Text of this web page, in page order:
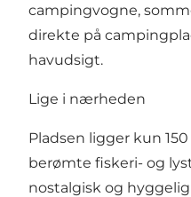
campingvogne,
direkte på
havudsigt.
Lige i nærheden
Pladsen ligger kun
berømte fiskeri- og
nostalgisk og